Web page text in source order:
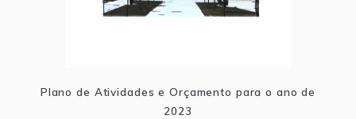
Plano de Atividades e Orçamento para o ano de
2023